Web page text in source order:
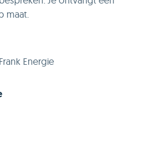
maat.
Energie